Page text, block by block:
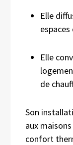
Elle
espaces
Elle
de
Son
aux
confort